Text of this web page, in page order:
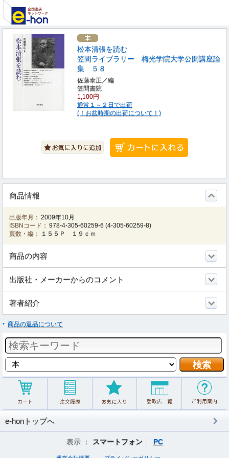
松本清張を読む
笠間ライブラリー 梅光学院大学公開講座論
集 ５８
佐藤泰正／編
笠間書院
1,100円
通常１～２日で出荷
(！お盆時期の出荷について！)
商品情報
出版年月： 2009年10月
ISBNコード： 978-4-305-60259-6 (4-305-60259-8)
頁数・縦：
１５５Ｐ １９ｃｍ
商品の内容
出版社・メーカーからのコメント
著者紹介
商品の返品について
e-honトップへ
表示 ： スマートフォン PC